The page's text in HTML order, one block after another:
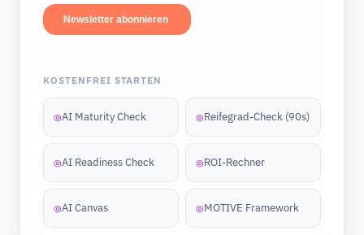
KOSTENFREI STARTEN
◎AI Maturity Check ◎Reifegrad-Check (90s)
◎AI Readiness Check ◎ROI-Rechner
◎AI Canvas ◎MOTIVE Framework